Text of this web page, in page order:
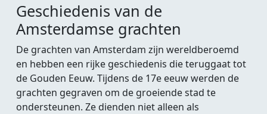
Geschiedenis van de
Amsterdamse grachten
De grachten van Amsterdam zijn wereldberoemd
en hebben een rijke geschiedenis die teruggaat tot
de Gouden Eeuw. Tijdens de 17e eeuw werden de
grachten gegraven om de groeiende stad te
ondersteunen. Ze dienden niet alleen als